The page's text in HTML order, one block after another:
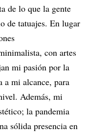
de lo que la gente
de tatuajes. En lugar
con artes
mi pasión por la
mi alcance, para
Además, mi
la pandemia
sólida presencia en